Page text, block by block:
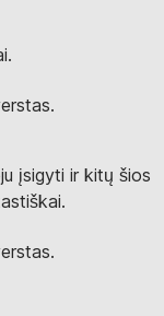
įsigyti ir kitų šios